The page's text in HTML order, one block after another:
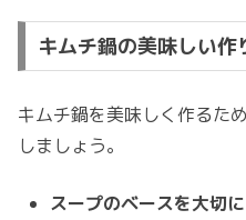
キムチ鍋の美味しい作
キムチ鍋を美味しく作るた
しましょう。
スープのベースを大切に